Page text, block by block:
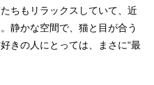
ちもリラックスしていて、近
静かな空間で、猫と目が合う
きの人にとっては、まさに“最